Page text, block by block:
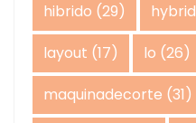
hibrido (29) hybrid
layout (17) lo (26)
maquinadecorte (31)